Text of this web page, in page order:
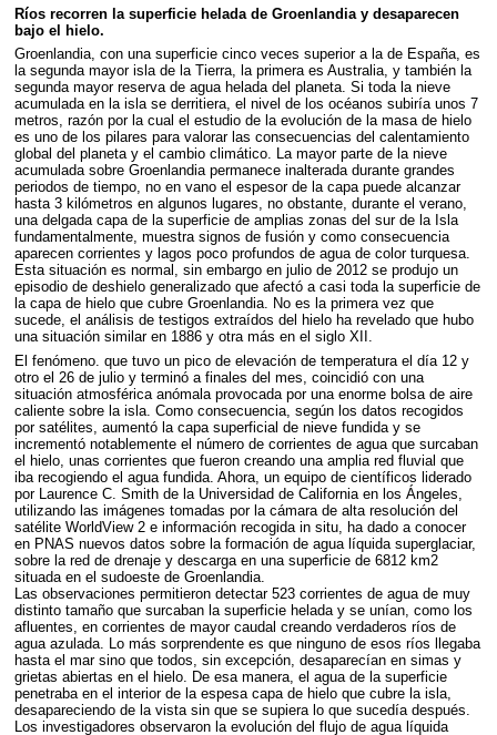
Ríos recorren la superficie helada de Groenlandia y desaparecen
bajo el hielo.
Groenlandia, con una superficie cinco veces superior a la de España, es
la segunda mayor isla de la Tierra, la primera es Australia, y también la
segunda mayor reserva de agua helada del planeta. Si toda la nieve
acumulada en la isla se derritiera, el nivel de los océanos subiría unos 7
metros, razón por la cual el estudio de la evolución de la masa de hielo
es uno de los pilares para valorar las consecuencias del calentamiento
global del planeta y el cambio climático. La mayor parte de la nieve
acumulada sobre Groenlandia permanece inalterada durante grandes
periodos de tiempo, no en vano el espesor de la capa puede alcanzar
hasta 3 kilómetros en algunos lugares, no obstante, durante el verano,
una delgada capa de la superficie de amplias zonas del sur de la Isla
fundamentalmente, muestra signos de fusión y como consecuencia
aparecen corrientes y lagos poco profundos de agua de color turquesa.
Esta situación es normal, sin embargo en julio de 2012 se produjo un
episodio de deshielo generalizado que afectó a casi toda la superficie de
la capa de hielo que cubre Groenlandia. No es la primera vez que
sucede, el análisis de testigos extraídos del hielo ha revelado que hubo
una situación similar en 1886 y otra más en el siglo XII .
El fenómeno. que tuvo un pico de elevación de temperatura el día 12 y
otro el 26 de julio y terminó a finales del mes, coincidió con una
situación atmosférica anómala provocada por una enorme bolsa de aire
caliente sobre la isla. Como consecuencia, según los datos recogidos
por satélites, aumentó la capa superficial de nieve fundida y se
incrementó notablemente el número de corrientes de agua que surcaban
el hielo, unas corrientes que fueron creando una amplia red fluvial que
iba recogiendo el agua fundida. Ahora, un equipo de científicos liderado
por Laurence C. Smith de la Universidad de California en los Ángeles,
utilizando las imágenes tomadas por la cámara de alta resolución del
satélite WorldView 2 e información recogida in situ, ha dado a conocer
en PNAS nuevos datos sobre la formación de agua líquida superglaciar,
sobre la red de drenaje y descarga en una superficie de 6812 km2
situada en el sudoeste de Groenlandia.
Las observaciones permitieron detectar 523 corrientes de agua de muy
distinto tamaño que surcaban la superficie helada y se unían, como los
afluentes, en corrientes de mayor caudal creando verdaderos ríos de
agua azulada. Lo más sorprendente es que ninguno de esos ríos llegaba
hasta el mar sino que todos, sin excepción, desaparecían en simas y
grietas abiertas en el hielo. De esa manera, el agua de la superficie
penetraba en el interior de la espesa capa de hielo que cubre la isla,
desapareciendo de la vista sin que se supiera lo que sucedía después.
Los investigadores observaron la evolución del flujo de agua líquida